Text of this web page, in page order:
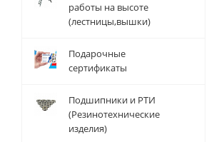
работы на высоте
(лестницы,вышки)
Подарочные
сертификаты
Подшипники и РТИ
(Резинотехнические
изделия)